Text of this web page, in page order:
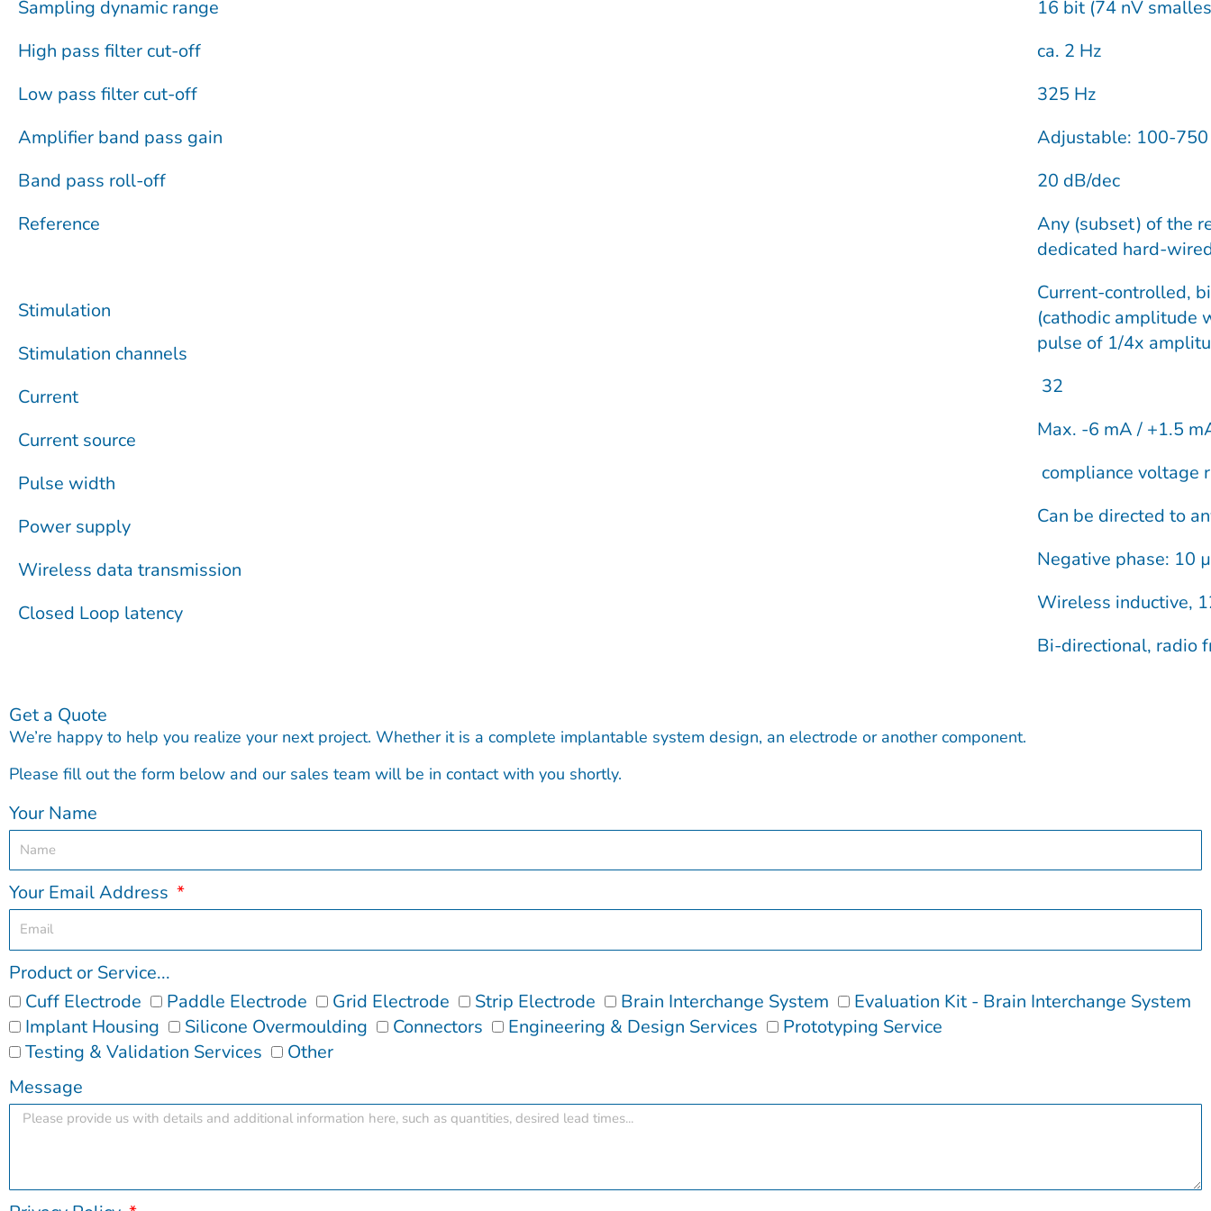
Sampling dynamic range
High pass filter cut-off
Low pass filter cut-off
Amplifier band pass gain
Band pass roll-off
Reference
Stimulation
Stimulation channels
Current
Current source
Pulse width
Power supply
Wireless data transmission
Closed Loop latency
16 bit (74 nV
ca. 2 Hz
325 Hz
Adjustable: 100-
20 dB/dec
Any (subset) of the
dedicated hard-
Current-controlled,
(cathodic amplitude
pulse of 1/4x
32
Max. -6 mA / +1.5
compliance voltage
Can be directed to
Negative phase: 10
Wireless inductive,
Bi-directional, radio
Get a Quote
We’re happy to help you realize your next project. Whether it is a complete implantable system design, an electrode or another component.
Please fill out the form below and our sales team will be in contact with you shortly.
Your Name
Your Email Address
Product or Service...
Cuff Electrode
Paddle Electrode Grid Electrode Strip Electrode Brain Interchange System
Evaluation Kit - Brain Interchange System
Implant Housing
Silicone Overmoulding Connectors Engineering & Design Services
Prototyping Service
Testing & Validation Services
Other
Message